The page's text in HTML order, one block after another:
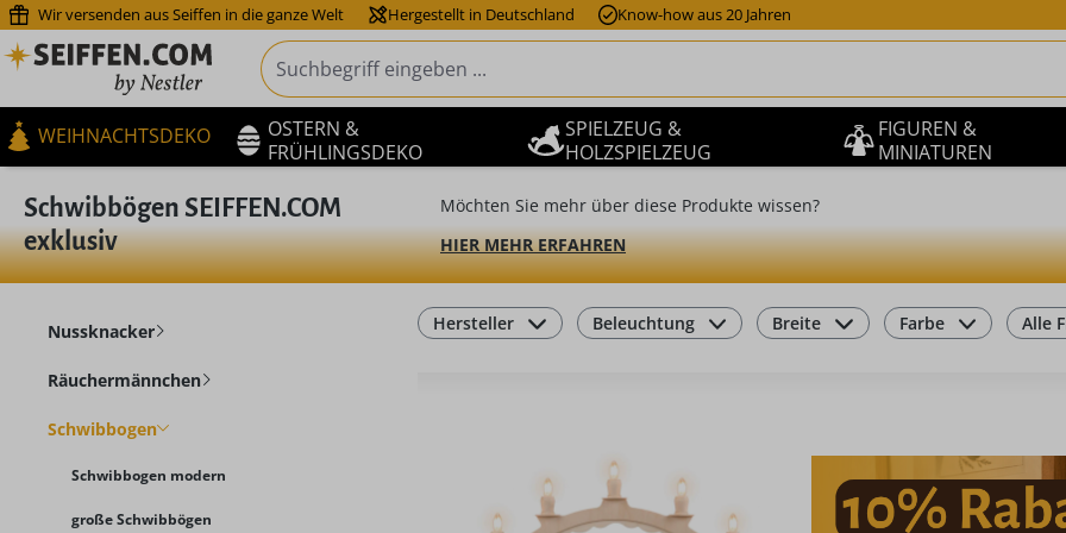
Hauptinhalt springen
Zur Suche springen
Zur Hauptnavigation springen
Wir versenden aus Seiffen in die ganze Welt Hergestellt in Deutschland Know-how aus 20 Jahren
WEIHNACHTSDEKO
OSTERN &
FRÜHLINGSDEKO
SPIELZEUG &
HOLZSPIELZEUG
FIGUREN &
MINIATUREN
Schwibbögen SEIFFEN.COM
exklusiv
Möchten Sie mehr über diese Produkte wissen?
HIER MEHR ERFAHREN
Nussknacker
Räuchermännchen
Schwibbogen
Schwibbogen modern
große Schwibbögen
Hersteller Beleuchtung Breite Farbe Alle